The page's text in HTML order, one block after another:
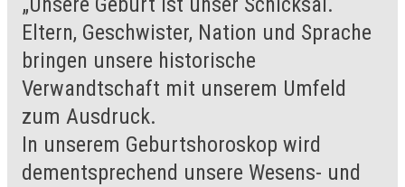
Eltern, Geschwister, Nation und Sprache
bringen unsere historische
Verwandtschaft mit unserem Umfeld
zum Ausdruck.
In unserem Geburtshoroskop wird
dementsprechend unsere Wesens- und